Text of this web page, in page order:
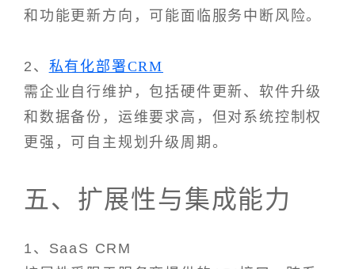
和功能更新方向，可能面临服务中断风险。
2、 私有化部署CRM
需企业自行维护，包括硬件更新、软件升级
和数据备份，运维要求高，但对系统控制权
更强，可自主规划升级周期。
五、扩展性与集成能力
1、SaaS CRM